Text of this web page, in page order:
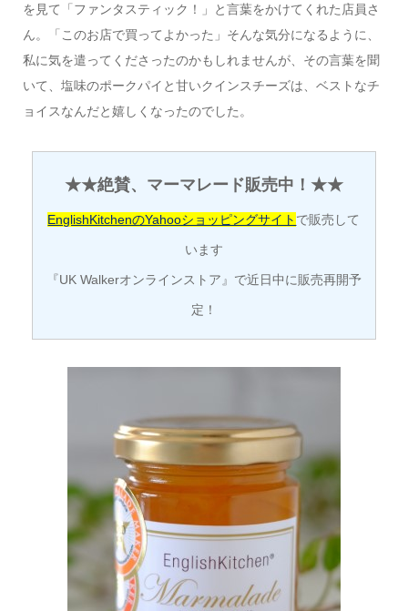
を見て「ファンタスティック！」と言葉をかけてくれた店員さ
ん。「このお店で買ってよかった」そんな気分になるように、
私に気を遣ってくださったのかもしれませんが、その言葉を聞
いて、塩味のポークパイと甘いクインスチーズは、ベストなチ
ョイスなんだと嬉しくなったのでした。
★★絶賛、マーマレード販売中！★★
EnglishKitchenのYahooショッピングサイト で販売して
います
『UK Walkerオンラインストア』で近日中に販売再開予
定！